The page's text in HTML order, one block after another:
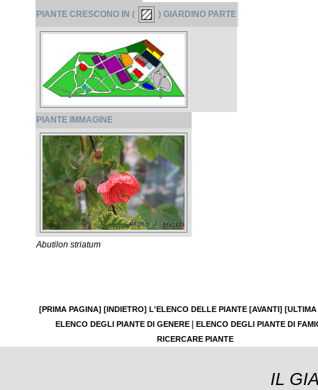
PIANTE CRESCONO IN ( ) GIARDINO PARTE
PIANTE IMMAGINE
Abutilon striatum
[PRIMA PAGINA] [INDIETRO] L'ELENCO DELLE PIANTE [AVANTI]
ELENCO DEGLI PIANTE DI GENERE
ELENCO DEGLI PIANTE DI
RICERCARE PIANTE
IL